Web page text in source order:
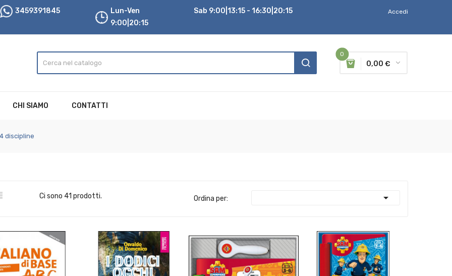
3459391845
Lun-Ven
9:00|20:15
Sab 9:00|13:15 - 16:30|20:15 Accedi
0
0,00 €
CHI SIAMO CONTATTI
discipline
Ci sono 41 prodotti. Ordina per: 